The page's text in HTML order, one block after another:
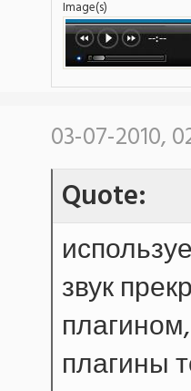
Image(s)
03-07-2010,
Quote:
звук
плагины